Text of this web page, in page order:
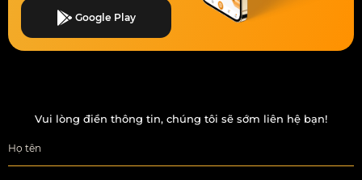
Google Play
Vui lòng điền thông tin, chúng tôi sẽ sớm liên hệ bạn!